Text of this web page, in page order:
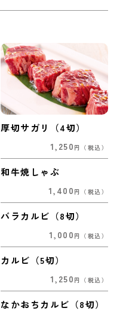
厚切サガリ（4切）
1,250 円 （税込）
和牛焼しゃぶ
1,400 円 （税込）
バラカルビ（8切）
1,000 円 （税込）
カルビ（5切）
1,250 円 （税込）
なかおちカルビ（8切）